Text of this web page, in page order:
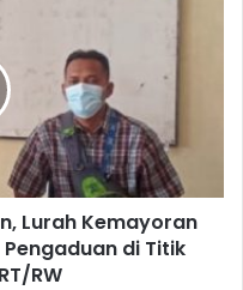
Lurah Kemayoran
di Titik
RW